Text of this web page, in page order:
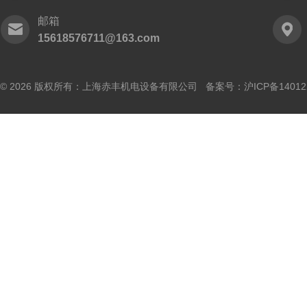
邮箱
15618576711@163.com
© 2026 版权所有：上海赤丰机电设备有限公司 备案号： 沪ICP备